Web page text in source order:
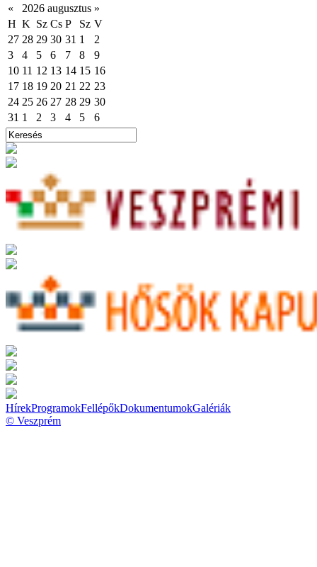
« 2026 augusztus »
H K Sz Cs P Sz V
27 28 29 30 31 1
2
3
4 5 6 7 8
9
10 11 12 13 14 15 16
17 18 19 20 21 22 23
24 25 26 27 28 29 30
31 1 2 3 4 5 6
HírekProgramokFellépőkDokumentumokGalériák
© Veszprém